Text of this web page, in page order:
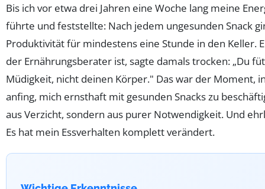
Bis ich vor etwa drei Jahren eine Woche lang meine
führte und feststellte: Nach jedem ungesunden Snack
Produktivität für mindestens eine Stunde in den Keller.
der Ernährungsberater ist, sagte damals trocken: „Du
Müdigkeit, nicht deinen Körper." Das war der Moment,
anfing, mich ernsthaft mit gesunden Snacks zu
aus Verzicht, sondern aus purer Notwendigkeit. Und
Es hat mein Essverhalten komplett verändert.